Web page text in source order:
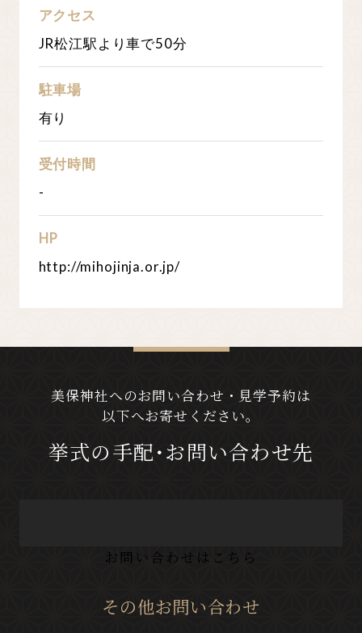
アクセス
JR松江駅より車で50分
駐車場
有り
受付時間
-
HP
http://mihojinja.or.jp/
美保神社へのお問い合わせ・見学予約は
以下へお寄せください。
挙式の手配･お問い合わせ先
お問い合わせはこちら
その他お問い合わせ